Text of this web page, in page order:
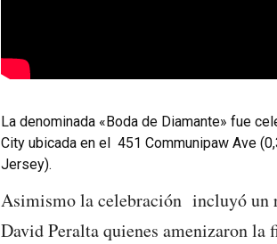
La denominada «Boda de Diamante» fue
City ubicada en el 451 Communipaw Ave
Jersey).
Asimismo la celebración incluyó un
David Peralta quienes amenizaron la